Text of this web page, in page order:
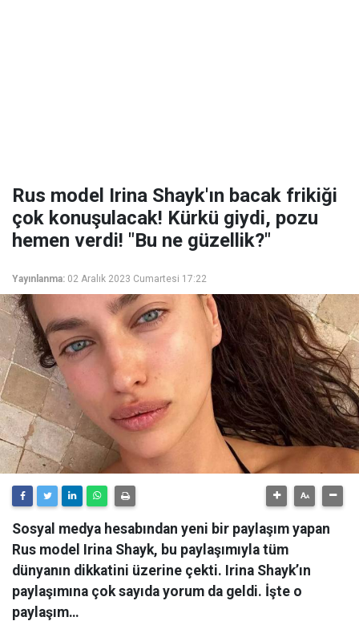
Rus model Irina Shayk'ın bacak frikiği
çok konuşulacak! Kürkü giydi, pozu
hemen verdi! "Bu ne güzellik?"
Yayınlanma: 02 Aralık 2023 Cumartesi 17:22
Sosyal medya hesabından yeni bir paylaşım yapan
Rus model Irina Shayk, bu paylaşımıyla tüm
dünyanın dikkatini üzerine çekti. Irina Shayk’ın
paylaşımına çok sayıda yorum da geldi. İşte o
paylaşım…